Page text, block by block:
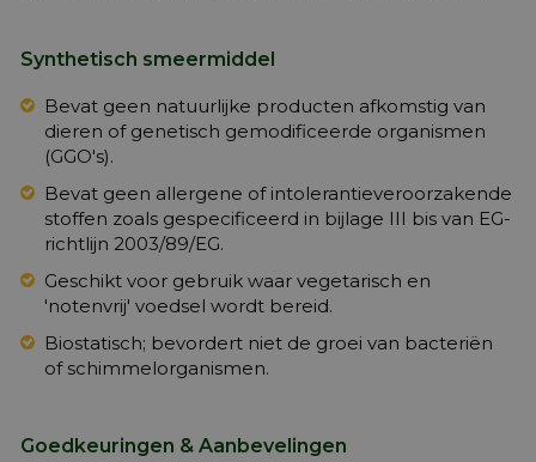
Synthetisch smeermiddel
Bevat geen natuurlijke producten afkomstig van
dieren of genetisch gemodificeerde organismen
(GGO's).
Bevat geen allergene of intolerantieveroorzakende
stoffen zoals gespecificeerd in bijlage III bis van EG-
richtlijn 2003/89/EG.
Geschikt voor gebruik waar vegetarisch en
'notenvrij' voedsel wordt bereid.
Biostatisch; bevordert niet de groei van bacteriën
of schimmelorganismen.
Goedkeuringen & Aanbevelingen